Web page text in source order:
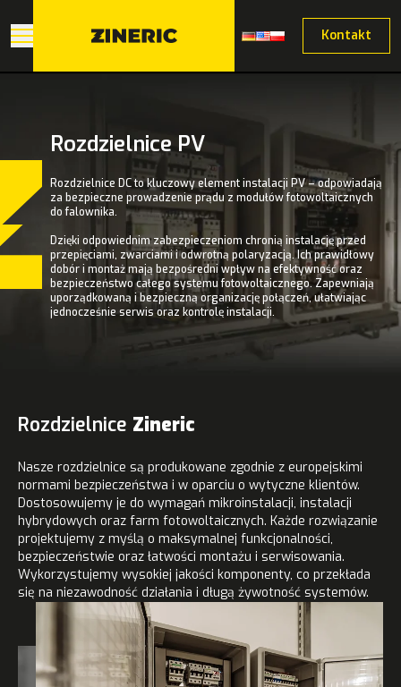
Kontakt
Rozdzielnice PV
Rozdzielnice DC to kluczowy element instalacji PV – odpowiadają
za bezpieczne prowadzenie prądu z modułów fotowoltaicznych
do falownika.
Dzięki odpowiednim zabezpieczeniom chronią instalację przed
przepięciami, zwarciami i odwrotną polaryzacją. Ich prawidłowy
dobór i montaż mają bezpośredni wpływ na efektywność oraz
bezpieczeństwo całego systemu fotowoltaicznego. Zapewniają
uporządkowaną i bezpieczną organizację połączeń, ułatwiając
jednocześnie serwis oraz kontrolę instalacji.
Rozdzielnice Zineric
Nasze rozdzielnice są produkowane zgodnie z europejskimi
normami bezpieczeństwa i w oparciu o wytyczne klientów.
Dostosowujemy je do wymagań mikroinstalacji, instalacji
hybrydowych oraz farm fotowoltaicznych. Każde rozwiązanie
projektujemy z myślą o maksymalnej funkcjonalności,
bezpieczeństwie oraz łatwości montażu i serwisowania.
Wykorzystujemy wysokiej jakości komponenty, co przekłada
się na niezawodność działania i długą żywotność systemów.